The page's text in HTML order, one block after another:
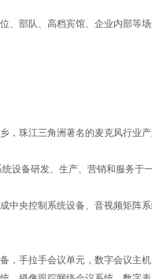
、部队、高档宾馆、企业内部等
，珠江三角洲著名的麦克风行业
设备研发、生产、营销和服务
中央控制系统设备、音视频矩阵
，手拉手会议单元，数字会议主